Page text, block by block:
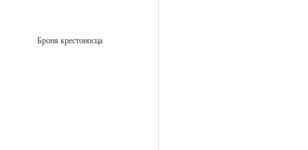
Броня крестоносца